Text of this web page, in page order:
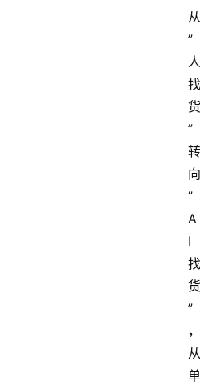
从
”
人
找
货
”
转
向
”
A
I
找
货
”
，
从
单